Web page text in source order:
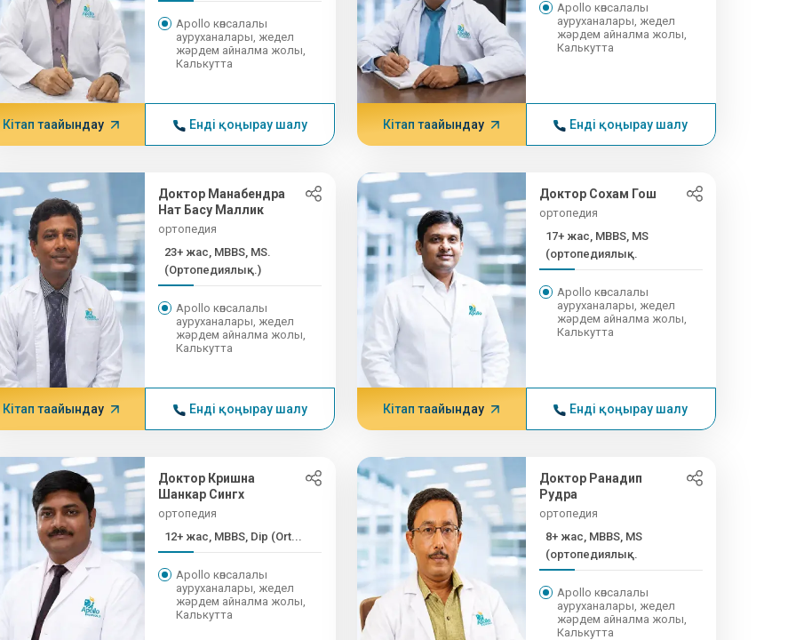
Apollo көпсалалы
ауруханалары, жедел
жәрдем айналма жолы,
Калькутта
Кітап тағайындау Енді қоңырау шалу
Apollo көпсалалы
ауруханалары, жедел
жәрдем айналма жолы,
Калькутта
Кітап тағайындау Енді қоңырау шалу
Доктор Манабендра
Нат Басу Маллик
ортопедия
23+ жас, MBBS, MS.
(Ортопедиялық...)
Apollo көпсалалы
ауруханалары, жедел
жәрдем айналма жолы,
Калькутта
Кітап тағайындау Енді қоңырау шалу
Доктор Сохам Гош
ортопедия
17+ жас, MBBS, MS
(ортопедиялық...
Apollo көпсалалы
ауруханалары, жедел
жәрдем айналма жолы,
Калькутта
Кітап тағайындау Енді қоңырау шалу
Доктор Кришна
Шанкар Сингх
ортопедия
12+ жас, MBBS, Dip (Ort...
Apollo көпсалалы
ауруханалары, жедел
жәрдем айналма жолы,
Калькутта
Доктор Ранадип
Рудра
ортопедия
8+ жас, MBBS, MS
(ортопедиялық...
Apollo көпсалалы
ауруханалары, жедел
жәрдем айналма жолы,
Калькутта